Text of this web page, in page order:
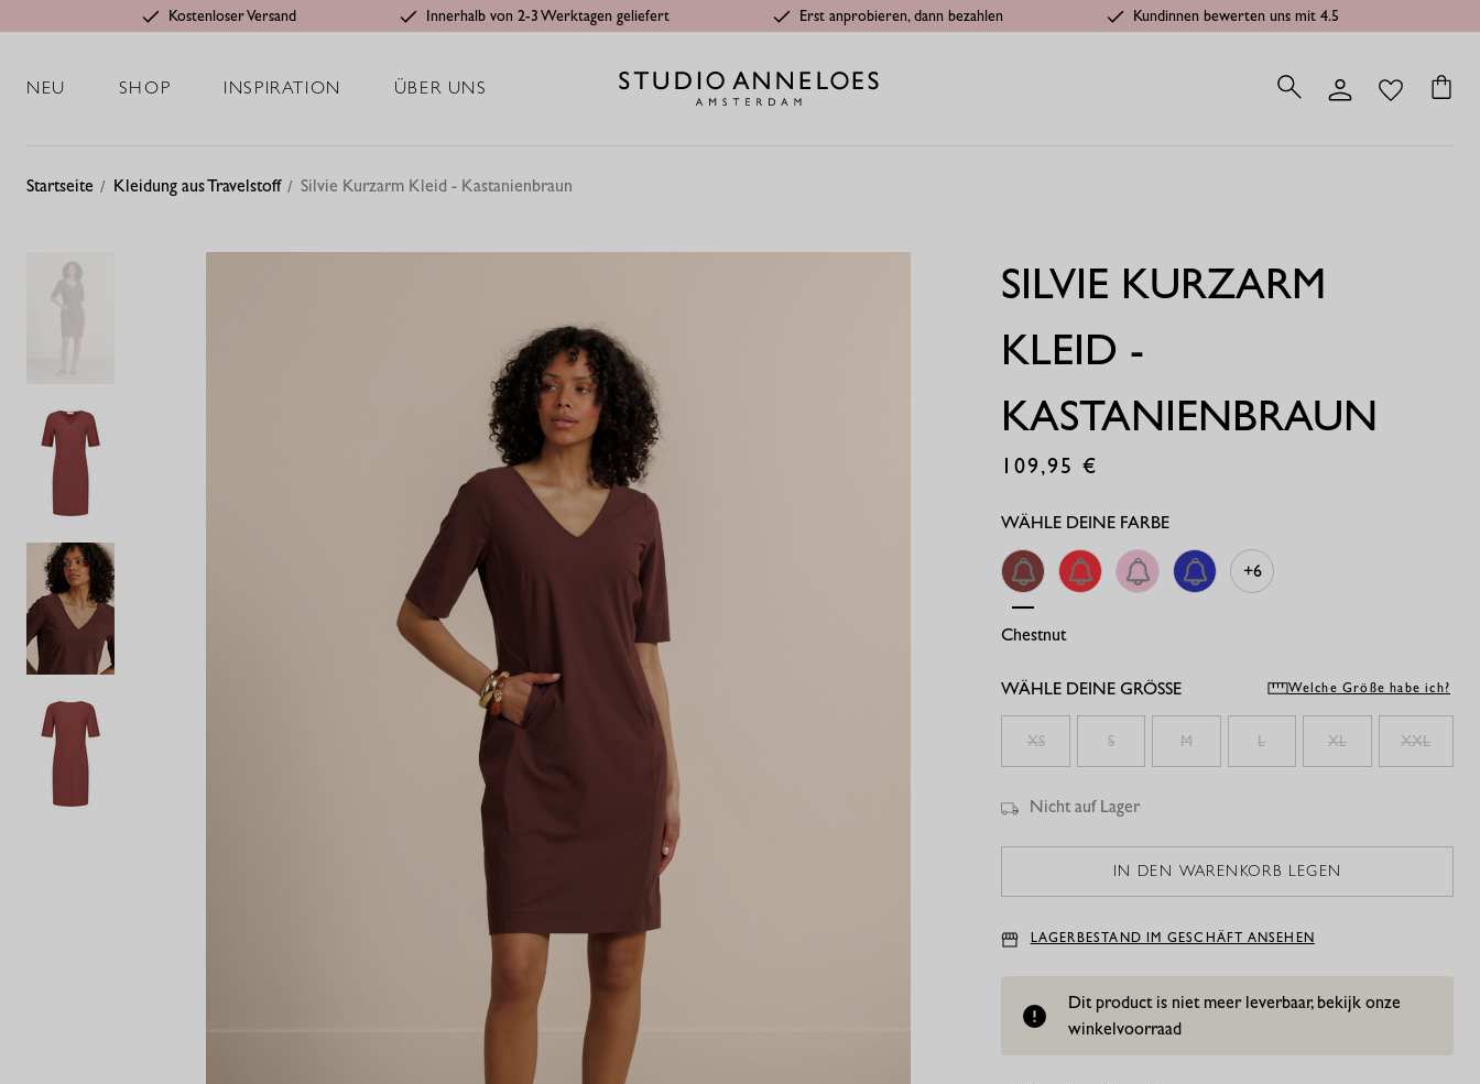
Kostenloser Versand Innerhalb von 2-3 Werktagen geliefert Erst anprobieren, dann bezahlen Kundinnen bewerten uns mit 4.5
NEU SHOP INSPIRATION ÜBER UNS
Startseite Kleidung aus Travelstoff Silvie Kurzarm Kleid - Kastanienbraun
SILVIE KURZARM
KLEID -
KASTANIENBRAUN
109,95
WÄHLE DEINE FARBE
ChestnutCoral Red
+6
WÄHLE DEINE GRÖSSE Welche Größe habe ich?
XS S M L XL XXL
Nicht auf Lager
LAGERBESTAND IM GESCHÄFT ANSEHEN
Dit product is niet meer leverbaar, bekijk onze
winkelvoorraad